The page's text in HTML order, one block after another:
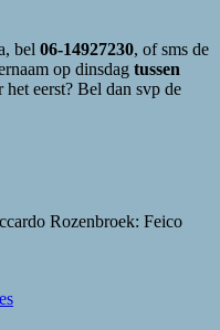
bel 06-14927230, of sms de
op dinsdag tussen
eerst? Bel dan svp de
Rozenbroek: Feico